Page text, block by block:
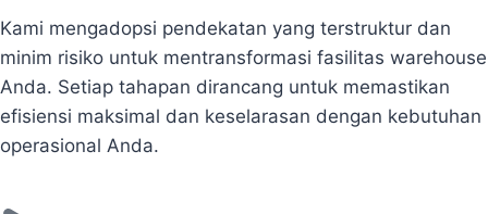
Kami mengadopsi pendekatan yang terstruktur dan
minim risiko untuk mentransformasi fasilitas warehouse
Anda. Setiap tahapan dirancang untuk memastikan
efisiensi maksimal dan keselarasan dengan kebutuhan
operasional Anda.